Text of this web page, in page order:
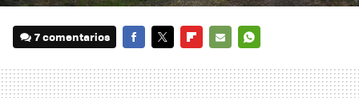
7 comentarios
MAIL